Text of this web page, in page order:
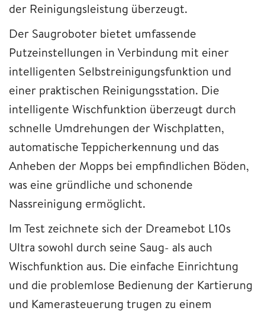
der Reinigungsleistung überzeugt.
Der Saugroboter bietet umfassende
Putzeinstellungen in Verbindung mit einer
intelligenten Selbstreinigungsfunktion und
einer praktischen Reinigungsstation. Die
intelligente Wischfunktion überzeugt durch
schnelle Umdrehungen der Wischplatten,
automatische Teppicherkennung und das
Anheben der Mopps bei empfindlichen Böden,
was eine gründliche und schonende
Nassreinigung ermöglicht.
Im Test zeichnete sich der Dreamebot L10s
Ultra sowohl durch seine Saug- als auch
Wischfunktion aus. Die einfache Einrichtung
und die problemlose Bedienung der Kartierung
und Kamerasteuerung trugen zu einem